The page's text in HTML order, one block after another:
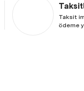
Taksit
ödeme